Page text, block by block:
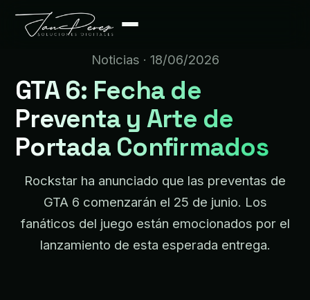
Noticias · 18/06/2026
GTA 6: Fecha de
Preventa y Arte de
Portada Confirmados
Rockstar ha anunciado que las preventas de
GTA 6 comenzarán el 25 de junio. Los
fanáticos del juego están emocionados por el
lanzamiento de esta esperada entrega.